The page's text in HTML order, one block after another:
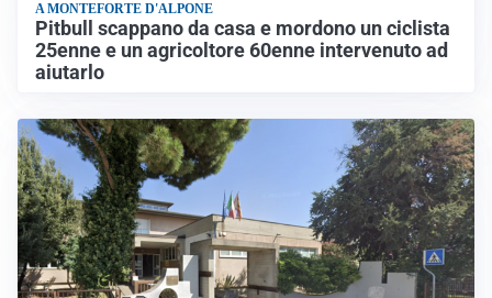
A MONTEFORTE D'ALPONE
Pitbull scappano da casa e mordono un ciclista
25enne e un agricoltore 60enne intervenuto ad
aiutarlo